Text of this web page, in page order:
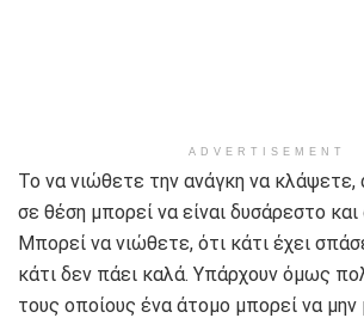
ADVERTISEMENT
Το να νιώθετε την ανάγκη να κλάψετε,
σε θέση μπορεί να είναι δυσάρεστο
Μπορεί να νιώθετε, ότι κάτι έχει
κάτι δεν πάει καλά. Υπάρχουν όμως
τους οποίους ένα άτομο μπορεί να μην